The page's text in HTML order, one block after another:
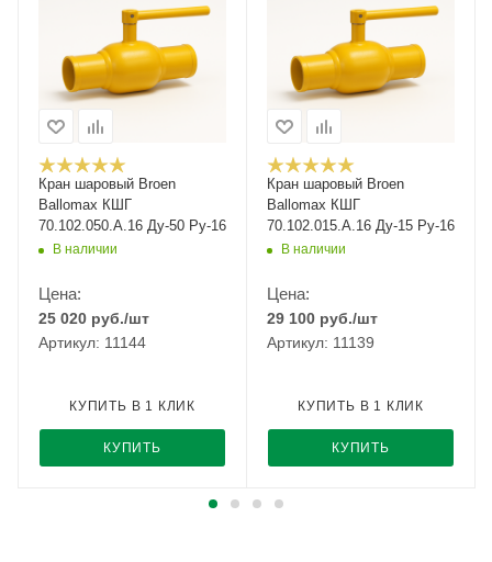
Кран шаровый Broen
Ballomax КШГ
70.102.050.А.16 Ду-50 Ру-16
В наличии
Цена:
25 020 руб./шт
Артикул: 11144
КУПИТЬ
КУПИТЬ В 1 КЛИК
Кран шаровый Broen
Ballomax КШГ
70.102.015.А.16 Ду-15 Ру-16
В наличии
Цена:
29 100 руб./шт
Артикул: 11139
КУПИТЬ
КУПИТЬ В 1 КЛИК